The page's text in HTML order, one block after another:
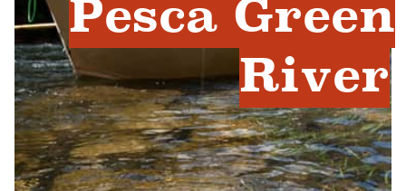
Pesca Green
River